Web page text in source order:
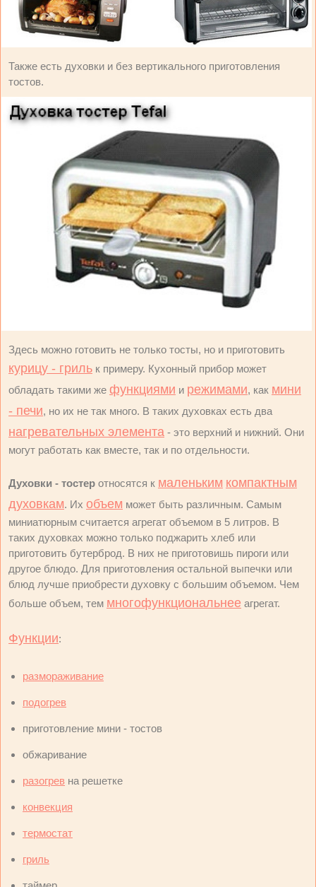
Также есть духовки и без вертикального приготовления
тостов.
Здесь можно готовить не только тосты, но и приготовить
курицу - гриль к примеру. Кухонный прибор может
обладать такими же функциями и режимами, как мини
- печи, но их не так много. В таких духовках есть два
нагревательных элемента - это верхний и нижний. Они
могут работать как вместе, так и по отдельности.
Духовки - тостер относятся к маленьким компактным
духовкам. Их объем может быть различным. Самым
миниатюрным считается агрегат объемом в 5 литров. В
таких духовках можно только поджарить хлеб или
приготовить бутерброд. В них не приготовишь пироги или
другое блюдо. Для приготовления остальной выпечки или
блюд лучше приобрести духовку с большим объемом. Чем
больше объем, тем многофункциональнее агрегат.
Функции:
размораживание
подогрев
приготовление мини - тостов
обжаривание
разогрев на решетке
конвекция
термостат
гриль